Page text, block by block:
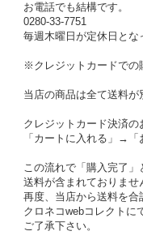
お電話でも結構です。
0280-33-7751
毎週木曜日が定休日とな
※クレジットカードでの
当店の商品は全て送料が
クレジットカード決済の
「カートに入れる」→
この流れで「購入完了」
送料が含まれておりませ
再度、当店から送料を合
クロネコwebコレクトに
ご了承下さい。